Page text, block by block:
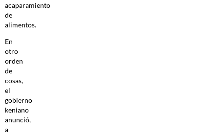
acaparamiento
de
alimentos.
En
otro
orden
de
cosas,
el
gobierno
keniano
anunció,
a